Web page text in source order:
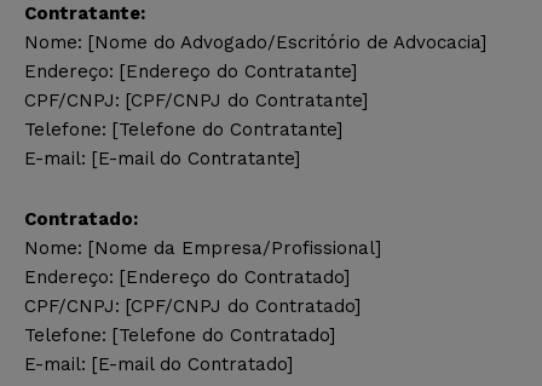
Contratante:
Nome: [Nome do Advogado/Escritório de Advocacia]
Endereço: [Endereço do Contratante]
CPF/CNPJ: [CPF/CNPJ do Contratante]
Telefone: [Telefone do Contratante]
E-mail: [E-mail do Contratante]
Contratado:
Nome: [Nome da Empresa/Profissional]
Endereço: [Endereço do Contratado]
CPF/CNPJ: [CPF/CNPJ do Contratado]
Telefone: [Telefone do Contratado]
E-mail: [E-mail do Contratado]